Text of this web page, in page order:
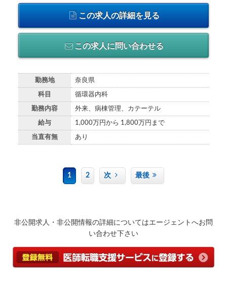
この求人の詳細を見る
この求人に問い合わせる
勤務地 奈良県
科目 循環器内科
勤務内容 外来、病棟管理、カテーテル
給与 1,000万円から 1,800万円まで
当直有無 あり
1 2 次 最後
非公開求人・非公開情報の詳細についてはエージェントへお問
い合わせ下さい